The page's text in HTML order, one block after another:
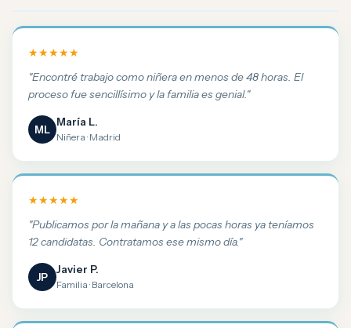
★★★★★
"Encontré trabajo como niñera en menos de 48 horas. El
proceso fue sencillísimo y la familia es genial."
ML
María L.
Niñera · Madrid
★★★★★
"Publicamos por la mañana y a las pocas horas ya teníamos
12 candidatas. Contratamos ese mismo día."
JP
Javier P.
Familia · Barcelona